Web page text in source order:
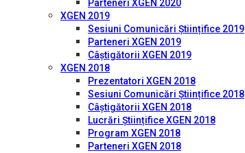
Parteneri XGEN 2020
XGEN 2019
Sesiuni Comunicări Științifice 2019
Parteneri XGEN 2019
Câștigătorii XGEN 2019
XGEN 2018
Prezentatori XGEN 2018
Sesiuni Comunicări Științifice 2018
Câștigătorii XGEN 2018
Lucrări Științifice XGEN 2018
Program XGEN 2018
Parteneri XGEN 2018